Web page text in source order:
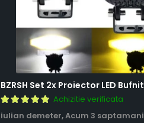
Achizitie verificata
iulian demeter,Acum 3 saptamani